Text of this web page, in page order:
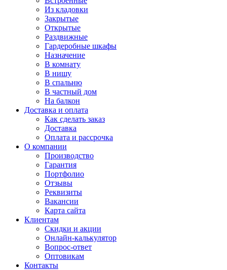
Из кладовки
Закрытые
Открытые
Раздвижные
Гардеробные шкафы
Назначение
В комнату
В нишу
В спальню
В частный дом
На балкон
Доставка и оплата
Как сделать заказ
Доставка
Оплата и рассрочка
О компании
Производство
Гарантия
Портфолио
Отзывы
Реквизиты
Вакансии
Карта сайта
Клиентам
Скидки и акции
Онлайн-калькулятор
Вопрос-ответ
Оптовикам
Контакты